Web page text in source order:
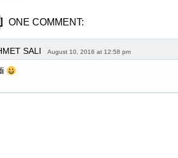
ONE COMMENT:
SALI August 10, 2016 at 12:58 pm